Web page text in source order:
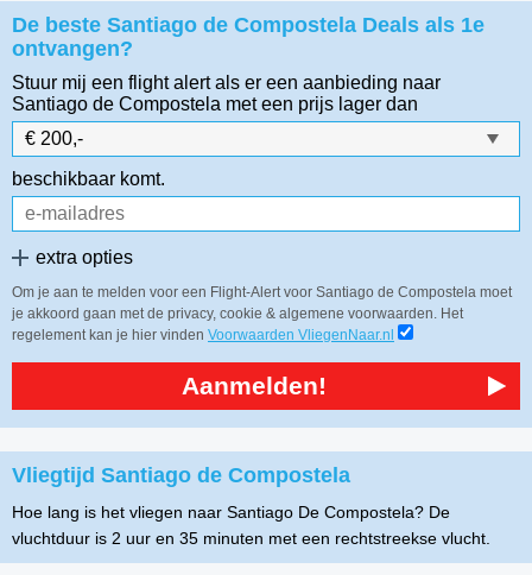
De beste Santiago de Compostela Deals als 1e
ontvangen?
Stuur mij een flight alert als er een aanbieding naar
Santiago de Compostela met een prijs lager dan
beschikbaar komt.
extra opties
Om je aan te melden voor een Flight-Alert voor Santiago de Compostela moet
je akkoord gaan met de privacy, cookie & algemene voorwaarden. Het
regelement kan je hier vinden Voorwaarden VliegenNaar.nl
Aanmelden!
Vliegtijd Santiago de Compostela
Hoe lang is het vliegen naar Santiago De Compostela? De
vluchtduur is 2 uur en 35 minuten met een rechtstreekse vlucht.